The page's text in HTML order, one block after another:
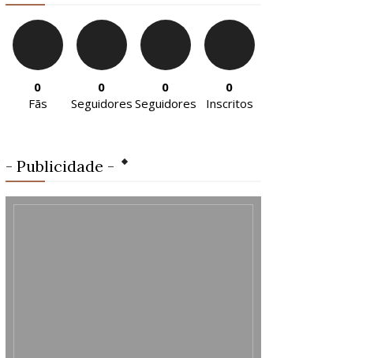
0
Fãs
0
Seguidores
0
Seguidores
0
Inscritos
- Publicidade -